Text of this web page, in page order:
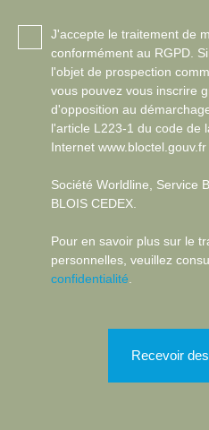
J'accepte le traitement de
conformément au RGPD.
l'objet de prospection
vous pouvez vous inscrire
d'opposition au
l'article L223-1 du code de
Internet
Société Worldline, Service
BLOIS CEDEX.
Pour en savoir plus sur le
personnelles, veuillez
confidentialité
Recevoir